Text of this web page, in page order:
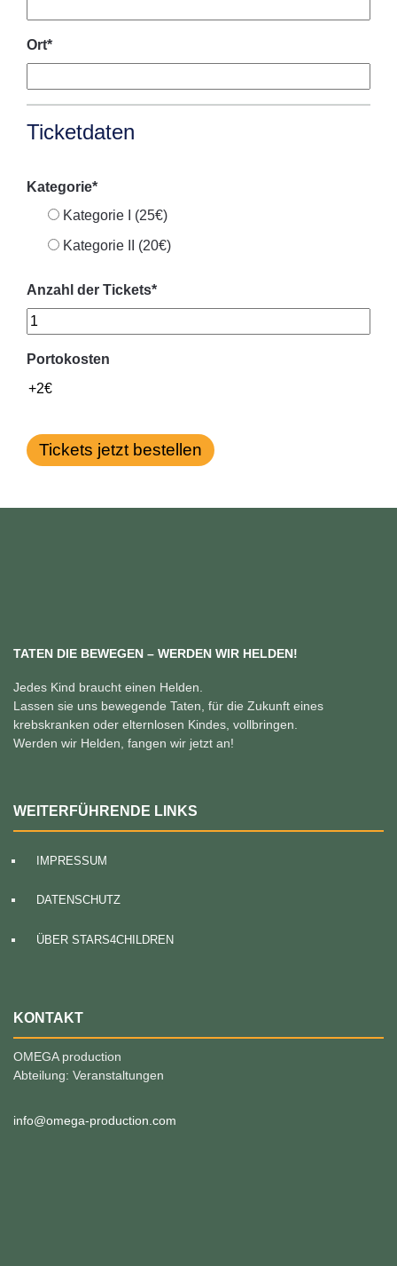
Ort*
Ticketdaten
Kategorie*
Kategorie I (25€)
Kategorie II (20€)
Anzahl der Tickets*
Portokosten
TATEN DIE BEWEGEN – WERDEN WIR HELDEN!
Jedes Kind braucht einen Helden.
Lassen sie uns bewegende Taten, für die Zukunft eines
krebskranken oder elternlosen Kindes, vollbringen.
Werden wir Helden, fangen wir jetzt an!
WEITERFÜHRENDE LINKS
IMPRESSUM
DATENSCHUTZ
ÜBER STARS4CHILDREN
KONTAKT
OMEGA production
Abteilung: Veranstaltungen
info@omega-production.com